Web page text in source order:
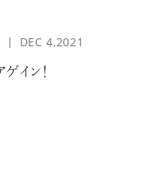
！
DEC 4,2021
ゲイン！